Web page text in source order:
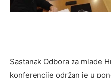
Sastanak Odbora za mlade
konferencije održan je u